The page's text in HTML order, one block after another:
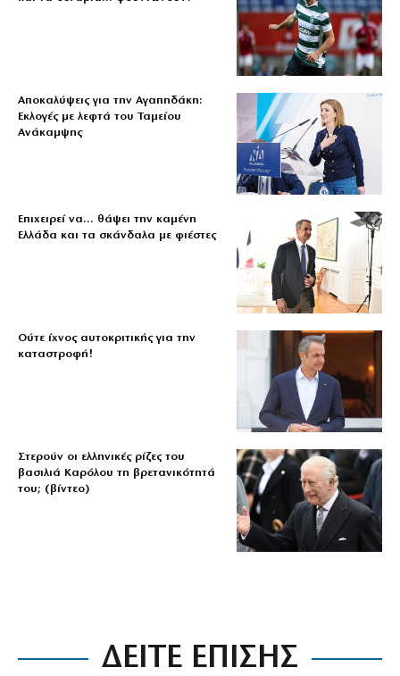
Αποκαλύψεις για την Αγαπηδάκη:
Εκλογές με λεφτά του Ταμείου
Ανάκαμψης
Επιχειρεί να… θάψει την καμένη
Ελλάδα και τα σκάνδαλα με φιέστες
Ούτε ίχνος αυτοκριτικής για την
καταστροφή!
Στερούν οι ελληνικές ρίζες του
βασιλιά Καρόλου τη βρετανικότητά
του; (βίντεο)
ΔΕΙΤΕ ΕΠΙΣΗΣ